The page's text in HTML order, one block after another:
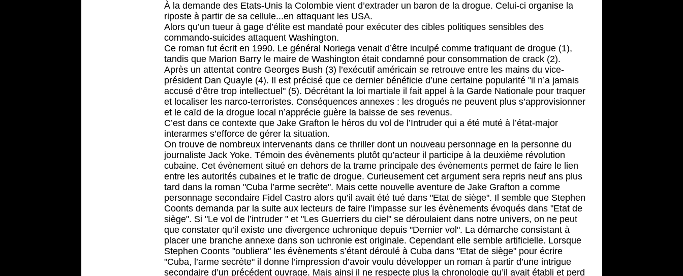
À la demande des Etats-Unis la Colombie vient d’extrader un baron de la drogue. Celui-ci organise la
riposte à partir de sa cellule...en attaquant les USA.
Alors qu’un tueur à gage d’élite est mandaté pour exécuter des cibles politiques sensibles des
commando-suicides attaquent Washington.
Ce roman fut écrit en 1990. Le général Noriega venait d’être inculpé comme trafiquant de drogue (1),
tandis que Marion Barry le maire de Washington était condamné pour consommation de crack (2).
Après un attentat contre Georges Bush (3) l’exécutif américain se retrouve entre les mains du vice-
président Dan Quayle (4). Il est précisé que ce dernier bénéficie d’une certaine popularité "il n’a jamais
accusé d’être trop intellectuel" (5). Décrétant la loi martiale il fait appel à la Garde Nationale pour traquer
et localiser les narco-terroristes. Conséquences annexes : les drogués ne peuvent plus s’approvisionner
et le caïd de la drogue local n’apprécie guère la baisse de ses revenus.
C’est dans ce contexte que Jake Grafton le héros du vol de l’Intruder qui a été muté à l’état-major
interarmes s’efforce de gérer la situation.
On trouve de nombreux intervenants dans ce thriller dont un nouveau personnage en la personne du
journaliste Jack Yoke. Témoin des évènements plutôt qu’acteur il participe à la deuxième révolution
cubaine. Cet évènement situé en dehors de la trame principale des évènements permet de faire le lien
entre les autorités cubaines et le trafic de drogue. Curieusement cet argument sera repris neuf ans plus
tard dans la roman "Cuba l’arme secrète". Mais cette nouvelle aventure de Jake Grafton a comme
personnage secondaire Fidel Castro alors qu’il avait été tué dans "Etat de siège". Il semble que Stephen
Coonts demanda par la suite aux lecteurs de faire l’impasse sur les évènements évoqués dans "Etat de
siège". Si "Le vol de l’intruder " et "Les Guerriers du ciel" se déroulaient dans notre univers, on ne peut
que constater qu’il existe une divergence uchronique depuis "Dernier vol". La démarche consistant à
placer une branche annexe dans son uchronie est originale. Cependant elle semble artificielle. Lorsque
Stephen Coonts "oubliera" les évènements s’étant déroulé à Cuba dans "Etat de siège" pour écrire
"Cuba, l’arme secrète" il donne l’impression d’avoir voulu développer un roman à partir d’une intrigue
secondaire d’un précédent ouvrage. Mais ainsi il ne respecte plus la chronologie qu’il avait établi et perd